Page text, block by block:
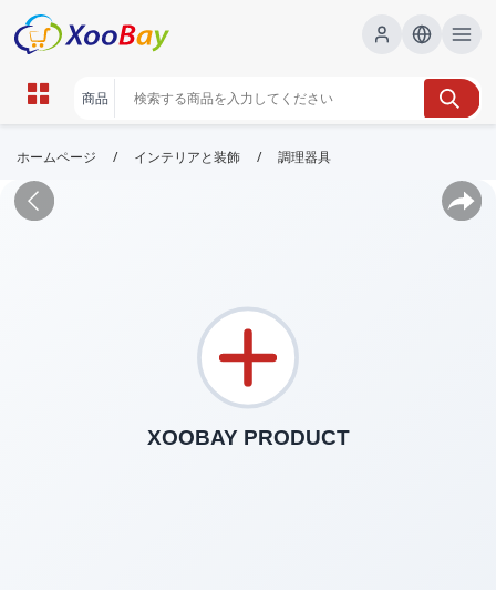
ホームページ / インテリアと装飾 / 調理器具